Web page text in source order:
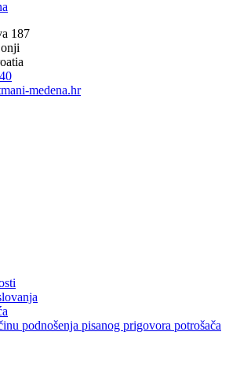
187
medena.hr
podnošenja pisanog prigovora potrošača